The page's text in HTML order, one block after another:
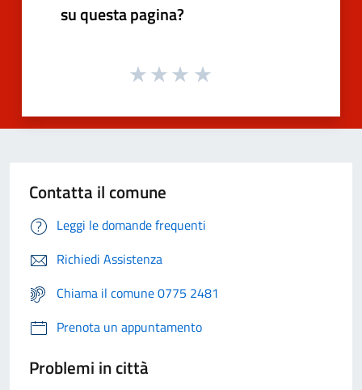
su questa pagina?
Contatta il comune
Leggi le domande frequenti
Richiedi Assistenza
Chiama il comune 0775 2481
Prenota un appuntamento
Problemi in città